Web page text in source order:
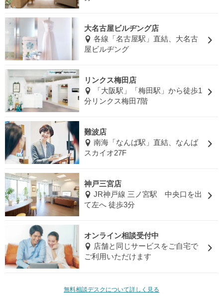
大名古屋ビルヂング店
各線「名古屋駅」直結、大名古
屋ビルヂング
リンクス梅田店
「大阪駅」「梅田駅」から徒歩1
分リンクス梅田7階
難波店
南海「なんば駅」直結、なんば
スカイオ27F
神戸三宮店
JR神戸線 三ノ宮駅 中央口を出
て左へ 徒歩3分
オンライン相談受付中
店舗と同じサービスをご自宅で
ご利用いただけます
無料相談デスクについて詳しく見る